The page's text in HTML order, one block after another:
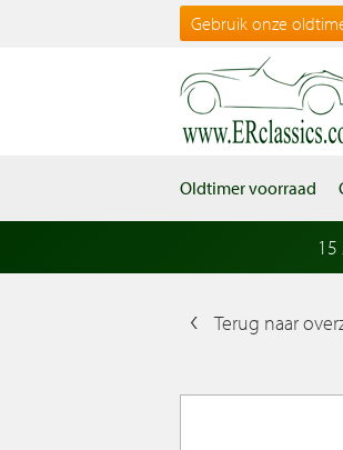
Gebruik onze
Oldtimer voorraad
Terug naar